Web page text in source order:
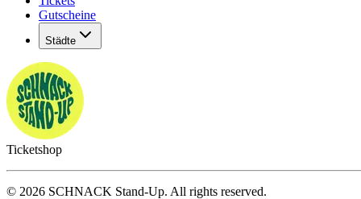
Gutscheine
Städte
Ticketshop
© 2026 SCHNACK Stand-Up. All rights reserved.